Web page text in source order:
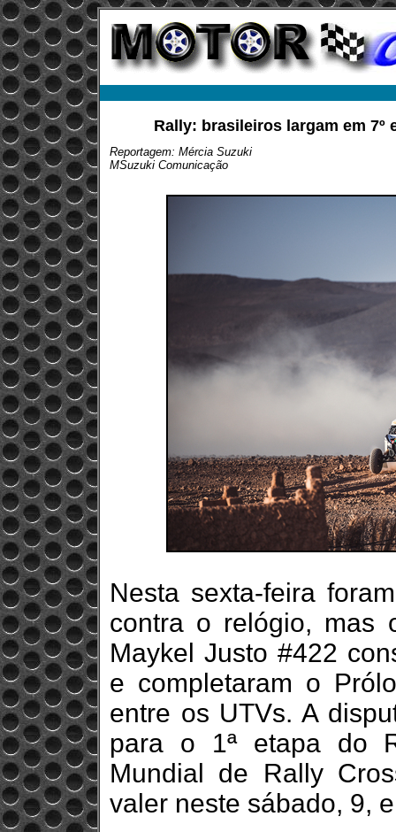
Rally: brasileiros largam em 7º
Reportagem: Mércia Suzuki
MSuzuki Comunicação
Nesta sexta-feira
contra o relógio, mas
Maykel Justo #422
e completaram o
entre os UTVs. A
para o 1ª etapa do
Mundial de Rally
valer neste sábado, 9,